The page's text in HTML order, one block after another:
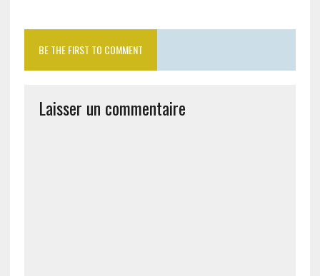
BE THE FIRST TO COMMENT
Laisser un commentaire